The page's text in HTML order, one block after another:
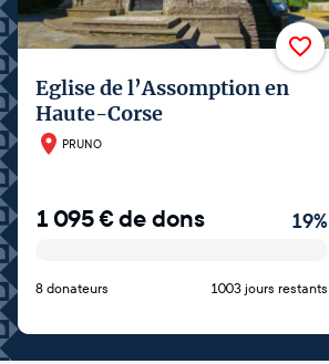
Eglise de l’Assomption en
Haute-Corse
PRUNO
1 095€de dons 19%
8 donateurs 1003 jours restants